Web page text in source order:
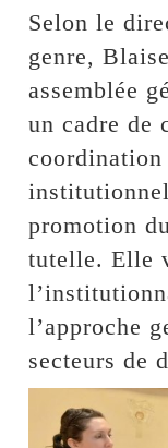
Selon le
genre,
assemblée
un cadre de
promotion
tutelle. Elle
l’approche
secteurs de